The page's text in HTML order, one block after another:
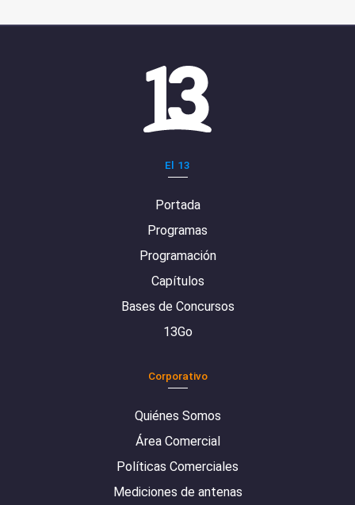
El 13
Portada
Programas
Programación
Capítulos
Bases de Concursos
13Go
Corporativo
Quiénes Somos
Área Comercial
Políticas Comerciales
Mediciones de antenas